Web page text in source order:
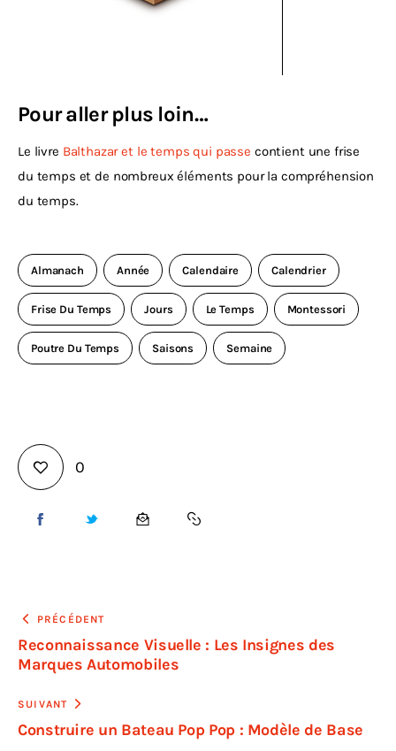
Pour aller plus loin…
Le livre Balthazar et le temps qui passe contient une frise
du temps et de nombreux éléments pour la compréhension
du temps.
Almanach Année Calendaire Calendrier
Frise Du Temps Jours Le Temps Montessori
Poutre Du Temps Saisons Semaine
0
PRÉCÉDENT
Reconnaissance Visuelle : Les Insignes des
Marques Automobiles
SUIVANT
Construire un Bateau Pop Pop : Modèle de Base